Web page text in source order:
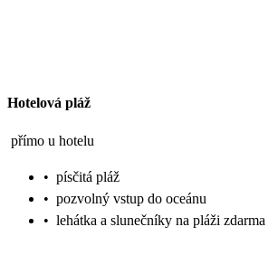
Hotelová pláž
přímo u hotelu
• písčitá pláž
• pozvolný vstup do oceánu
• lehátka a slunečníky na pláži zdarma